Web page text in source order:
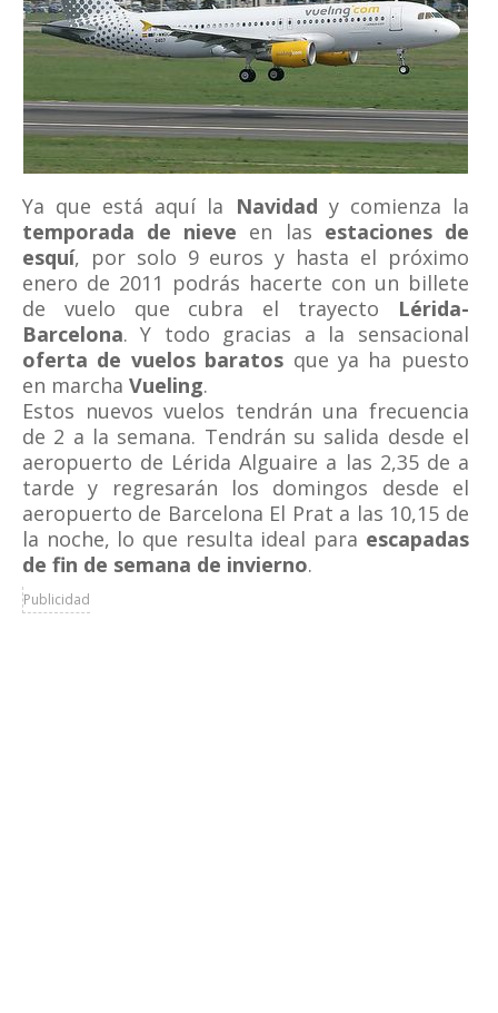
Ya que está aquí la Navidad y comienza la
temporada de nieve en las estaciones de
esquí, por solo 9 euros y hasta el próximo
enero de 2011 podrás hacerte con un billete
de vuelo que cubra el trayecto Lérida-
Barcelona. Y todo gracias a la sensacional
oferta de vuelos baratos que ya ha puesto
en marcha Vueling.
Estos nuevos vuelos tendrán una frecuencia
de 2 a la semana. Tendrán su salida desde el
aeropuerto de Lérida Alguaire a las 2,35 de a
tarde y regresarán los domingos desde el
aeropuerto de Barcelona El Prat a las 10,15 de
la noche, lo que resulta ideal para escapadas
de fin de semana de invierno.
Publicidad